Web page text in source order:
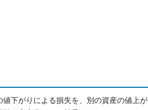
下がりによる損失を、別の資産の値上が